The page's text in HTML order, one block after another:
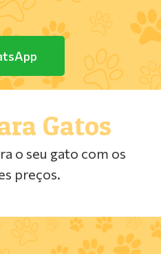
Gatos
o seu gato com os
preços.